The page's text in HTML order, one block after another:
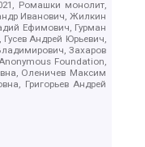
Ромашки монолит,
Иванович, Жилкин
Ефимович, Гурман
Андрей Юрьевич,
Захаров
Foundation,
Оленичев Максим
Григорьев Андрей